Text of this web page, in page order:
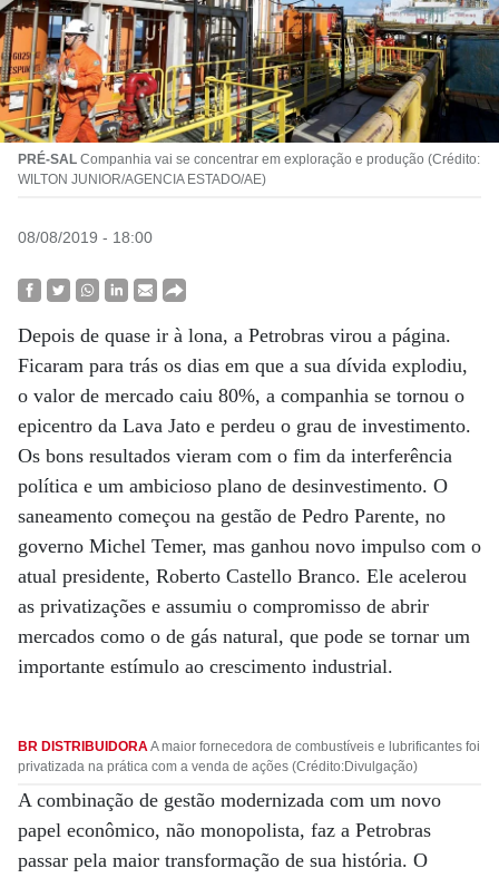
PRÉ-SAL Companhia vai se concentrar em exploração e produção (Crédito:
WILTON JUNIOR/AGENCIA ESTADO/AE)
08/08/2019 - 18:00
Depois de quase ir à lona, a Petrobras virou a página.
Ficaram para trás os dias em que a sua dívida explodiu,
o valor de mercado caiu 80%, a companhia se tornou o
epicentro da Lava Jato e perdeu o grau de investimento.
Os bons resultados vieram com o fim da interferência
política e um ambicioso plano de desinvestimento. O
saneamento começou na gestão de Pedro Parente, no
governo Michel Temer, mas ganhou novo impulso com o
atual presidente, Roberto Castello Branco. Ele acelerou
as privatizações e assumiu o compromisso de abrir
mercados como o de gás natural, que pode se tornar um
importante estímulo ao crescimento industrial.
BR DISTRIBUIDORAA maior fornecedora de combustíveis e lubrificantes foi
privatizada na prática com a venda de ações (Crédito:Divulgação)
A combinação de gestão modernizada com um novo
papel econômico, não monopolista, faz a Petrobras
passar pela maior transformação de sua história. O